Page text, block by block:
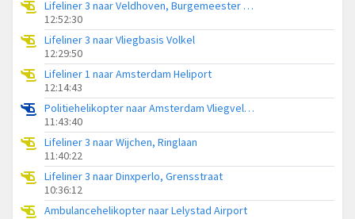
Lifeliner 3 naar Veldhoven, Burgemeester van Hoofflaan
12:52:30
Lifeliner 3 naar Vliegbasis Volkel
12:29:50
Lifeliner 1 naar Amsterdam Heliport
12:14:43
Politiehelikopter naar Amsterdam Vliegveld Schiphol
11:43:40
Lifeliner 3 naar Wijchen, Ringlaan
11:40:22
Lifeliner 3 naar Dinxperlo, Grensstraat
10:36:12
Ambulancehelikopter naar Lelystad Airport